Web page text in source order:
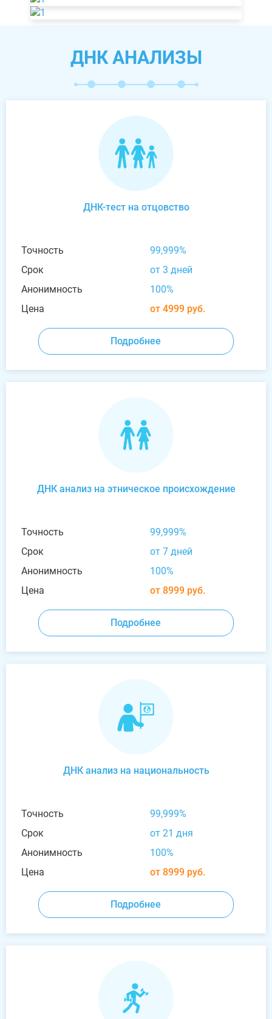
ДНК АНАЛИЗЫ
ДНК-тест на отцовство
Точность
99,999%
Срок
от 3 дней
Анонимность
100%
Цена
от 4999 руб.
Подробнее
ДНК анализ на этническое происхождение
Точность
99,999%
Срок
от 7 дней
Анонимность
100%
Цена
от 8999 руб.
Подробнее
ДНК анализ на национальность
Точность
99,999%
Срок
от 21 дня
Анонимность
100%
Цена
от 8999 руб.
Подробнее